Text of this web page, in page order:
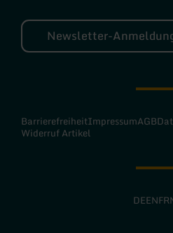
Newsletter-
BarrierefreiheitImpressumAGB
Widerruf Artikel
DEENFR